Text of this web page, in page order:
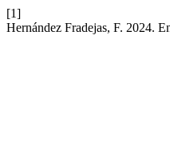
[1]
Hernández Fradejas, F. 2024.